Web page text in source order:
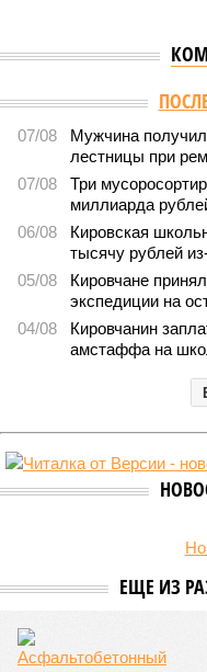
Версия //Общество //
Новостройки
Можем себе
Новостройки
Кировстат обнародовал
за последний квартал
метра в новостройках
вторичном рынке жилья
947 рублей за квадратный
За год средняя цена
квартиры улучшенного
среднего качества